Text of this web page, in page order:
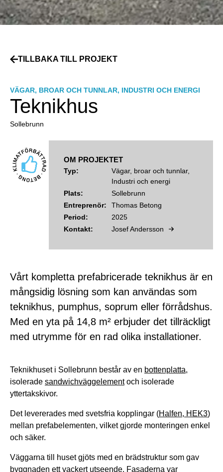
TILLBAKA TILL PROJEKT
VÄGAR, BROAR OCH TUNNLAR, INDUSTRI OCH ENERGI
Teknikhus
Sollebrunn
OM PROJEKTET
Typ:
Vägar, broar och tunnlar,
Industri och energi
Plats:
Sollebrunn
Entreprenör:
Thomas Betong
Period:
2025
Kontakt:
Josef Andersson
Vårt kompletta prefabricerade teknikhus är en
mångsidig lösning som kan användas som
teknikhus, pumphus, soprum eller förrådshus.
Med en yta på 14,8 m² erbjuder det tillräckligt
med utrymme för en rad olika installationer.
Teknikhuset i Sollebrunn består av en bottenplatta,
isolerade sandwichväggelementoch isolerade
yttertakskivor.
Det levererades med svetsfria kopplingar (Halfen, HEK3)
mellan prefabelementen, vilket gjorde monteringen enkel
och säker.
Väggarna till huset gjöts med en brädstruktur som gav
byggnaden ett vackert utseende. Fasaderna var